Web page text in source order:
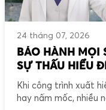
24 tháng 07, 2026
BẢO HÀNH MỌI
SỰ THẤU HIỂU
Khi công trình xuất
hay nấm mốc, nhiều